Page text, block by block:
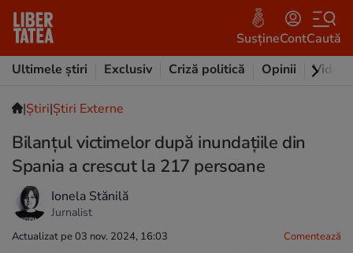
SusțineContCaută
Ultimele știri
Exclusiv Criză politică Opinii Video
|Ştiri|Știri Externe
Bilanțul victimelor după inundațiile din
Spania a crescut la 217 persoane
Ionela Stănilă
Jurnalist
Actualizat pe 03 nov. 2024, 16:03 Comentează